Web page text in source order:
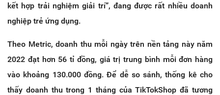
kết hợp trải nghiệm giải trí”, đang được rất nhiều doanh
nghiệp trẻ ứng dụng.
Theo Metric, doanh thu mỗi ngày trên nền tảng này năm
2022 đạt hơn 56 tỉ đồng, giá trị trung bình mỗi đơn hàng
vào khoảng 130.000 đồng. Để dễ so sánh, thống kê cho
thấy doanh thu trong 1 tháng của TikTokShop đã tương